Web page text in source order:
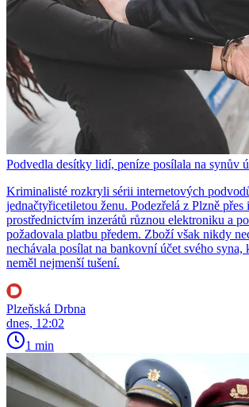
Podvedla desítky lidí, peníze posílala na synův
Kriminalisté rozkryli sérii internetových
jednačtyřicetiletou ženu. Podezřelá z Plzně přes
prostřednictvím inzerátů různou elektroniku a
požadovala platbu předem. Zboží však nikdy
nechávala posílat na bankovní účet svého syna,
neměl nejmenší tušení.
Plzeňská Drbna
dnes, 12:02
1 min